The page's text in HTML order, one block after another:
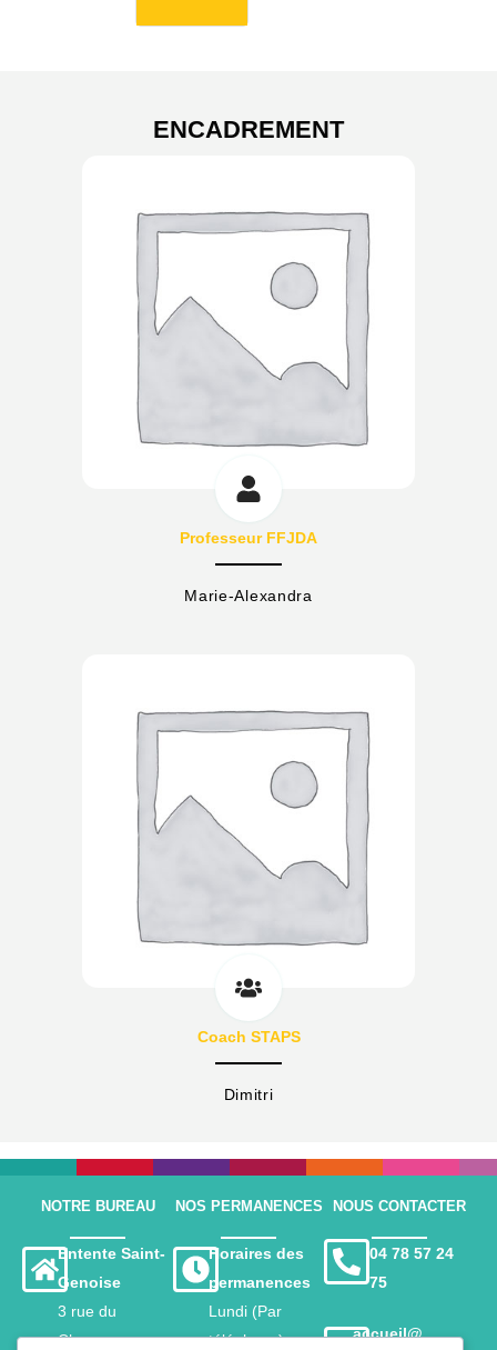
ENCADREMENT
Professeur FFJDA
Marie-Alexandra
Coach STAPS
Dimitri
NOTRE BUREAU
Entente Saint-
Genoise
3 rue du
Charavay
NOS PERMANENCES
Horaires des
permanences
Lundi (Par
téléphone)
NOUS CONTACTER
04 78 57 24
75
accueil@